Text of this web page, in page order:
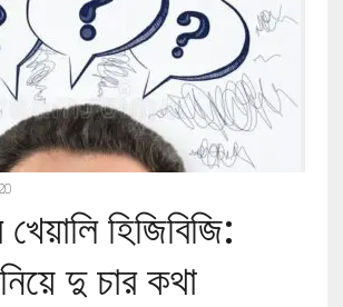
খেয়ালি হিজিবিজি:
দু চার কথা